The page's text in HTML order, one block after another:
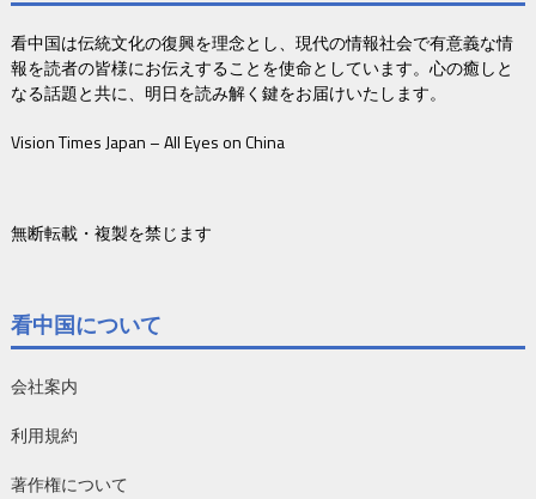
看中国は伝統文化の復興を理念とし、現代の情報社会で有意義な情
報を読者の皆様にお伝えすることを使命としています。心の癒しと
なる話題と共に、明日を読み解く鍵をお届けいたします。
Vision Times Japan – All Eyes on China
無断転載・複製を禁じます
看中国について
会社案内
利用規約
著作権について